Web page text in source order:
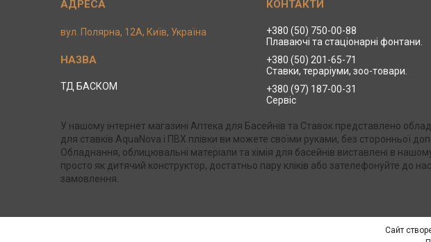
вул. Полярна, 12А, Київ, Україна
ТД БАСКОМ
+380 (50) 750-00-88
Плаваючі та стаціонарні фонтани.
+380 (50) 201-65-71
Ставки, тераріуми, зоо-товари.
+380 (97) 187-00-31
Сервіс
У нашому інтернет магазині Аптека для Басейнів та Ставок представлено
для ставків AquaNova і ПВХ плівки ви можете своїми руками, без сторонньої
Обладнання, облицювальні матеріали та хімія для басейнів виставлені в
просто як дитячий конструктор, достатньо пару кліків або зателефонуйте до
замовлення.
Сайт